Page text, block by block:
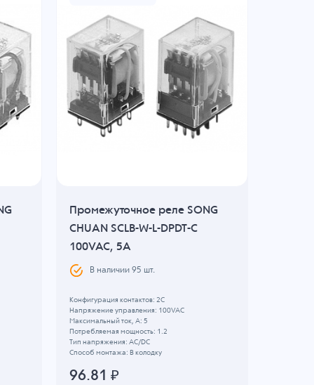
Промежуточное реле SONG
CHUAN SCLB-W-L-DPDT-C
100VAC, 5A
В наличии 95 шт.
Конфигурация контактов: 2С
Напряжение управления: 100VAC
Максимальный ток, А: 5
Потребляемая мощность: 1.2
Тип напряжения: AC/DC
Способ монтажа: В колодку
96.81 ₽